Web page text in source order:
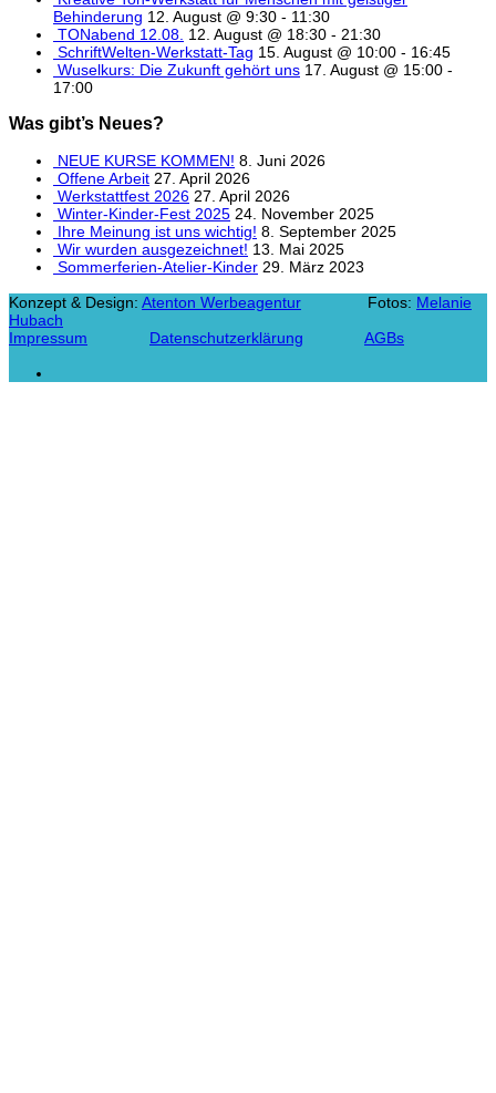
Behinderung 12. August @ 9:30 - 11:30
TONabend 12.08. 12. August @ 18:30 - 21:30
SchriftWelten-Werkstatt-Tag 15. August @ 10:00 - 16:45
Wuselkurs: Die Zukunft gehört uns 17. August @ 15:00 -
17:00
Was gibt’s Neues?
NEUE KURSE KOMMEN! 8. Juni 2026
Offene Arbeit 27. April 2026
Werkstattfest 2026 27. April 2026
Winter-Kinder-Fest 2025 24. November 2025
Ihre Meinung ist uns wichtig! 8. September 2025
Wir wurden ausgezeichnet! 13. Mai 2025
Sommerferien-Atelier-Kinder 29. März 2023
Konzept & Design: Atenton Werbeagentur Fotos: Melanie
Hubach
Impressum
Datenschutzerklärung AGBs